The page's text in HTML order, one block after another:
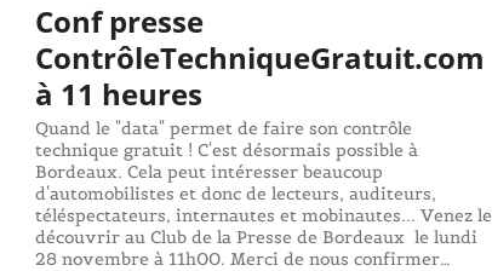
Conf presse
ContrôleTechniqueGratuit.com
à 11 heures
Quand le "data" permet de faire son contrôle
technique gratuit ! C'est désormais possible à
Bordeaux. Cela peut intéresser beaucoup
d'automobilistes et donc de lecteurs, auditeurs,
téléspectateurs, internautes et mobinautes... Venez le
découvrir au Club de la Presse de Bordeaux le lundi
28 novembre à 11h00. Merci de nous confirmer…